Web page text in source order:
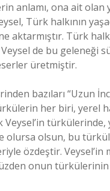
anlamı, ona ait olan
Türk halkının
aktarmıştır. Türk
Veysel de bu
üretmiştir.
bazıları “Uzun
her biri, yerel
Veysel’in
olursa olsun, bu
özdeştir.
onun türkülerinin